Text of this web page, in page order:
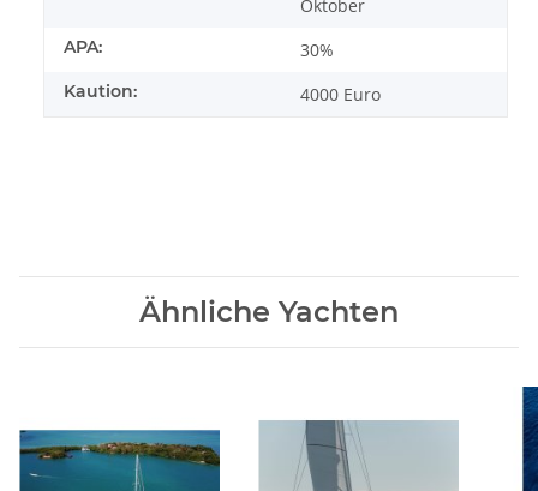
Oktober
APA: 30%
Kaution: 4000 Euro
Ähnliche Yachten